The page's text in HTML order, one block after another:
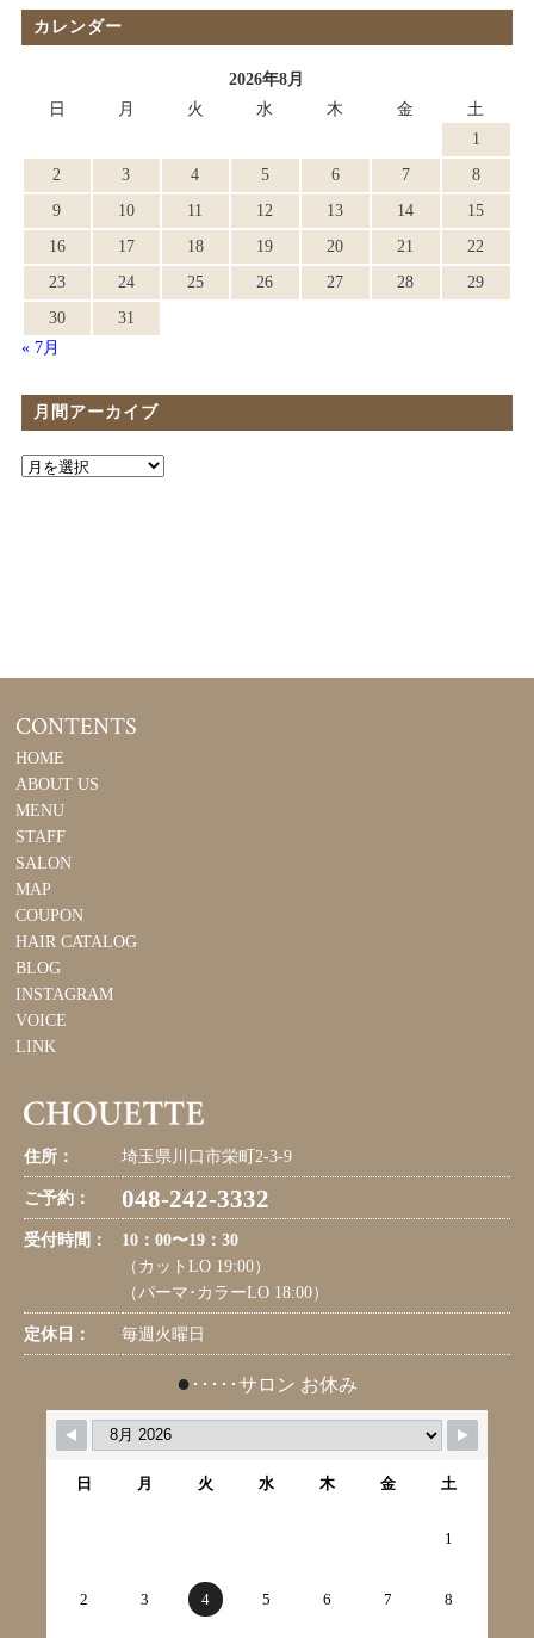
カレンダー
2026年8月
日
月 火 水 木 金
土
1
2
3 4 5 6 7
8
9
10 11 12 13 14
15
16
17 18 19 20 21
22
23
24 25 26 27 28
29
30
31
« 7月
月間アーカイブ
CONTENTS
HOME
ABOUT US
MENU
STAFF
SALON
MAP
COUPON
HAIR CATALOG
BLOG
INSTAGRAM
VOICE
LINK
住所： 埼玉県川口市栄町2-3-9
ご予約： 048-242-3332
受付時間：
10：00〜19：30
（カットLO 19:00）
（パーマ･カラーLO 18:00）
定休日： 毎週火曜日
● ･････サロン お休み
日 月 火 水 木 金 土
1
2 3 4 5 6 7 8